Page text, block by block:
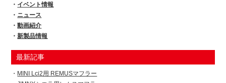
イベント情報
ニュース
動画紹介
新製品情報
最新記事
MINI Lci2用 REMUSマフラー